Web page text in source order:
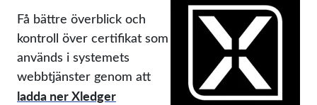
Få bättre överblick och
kontroll över certifikat som
används i systemets
webbtjänster genom att
ladda ner Xledger